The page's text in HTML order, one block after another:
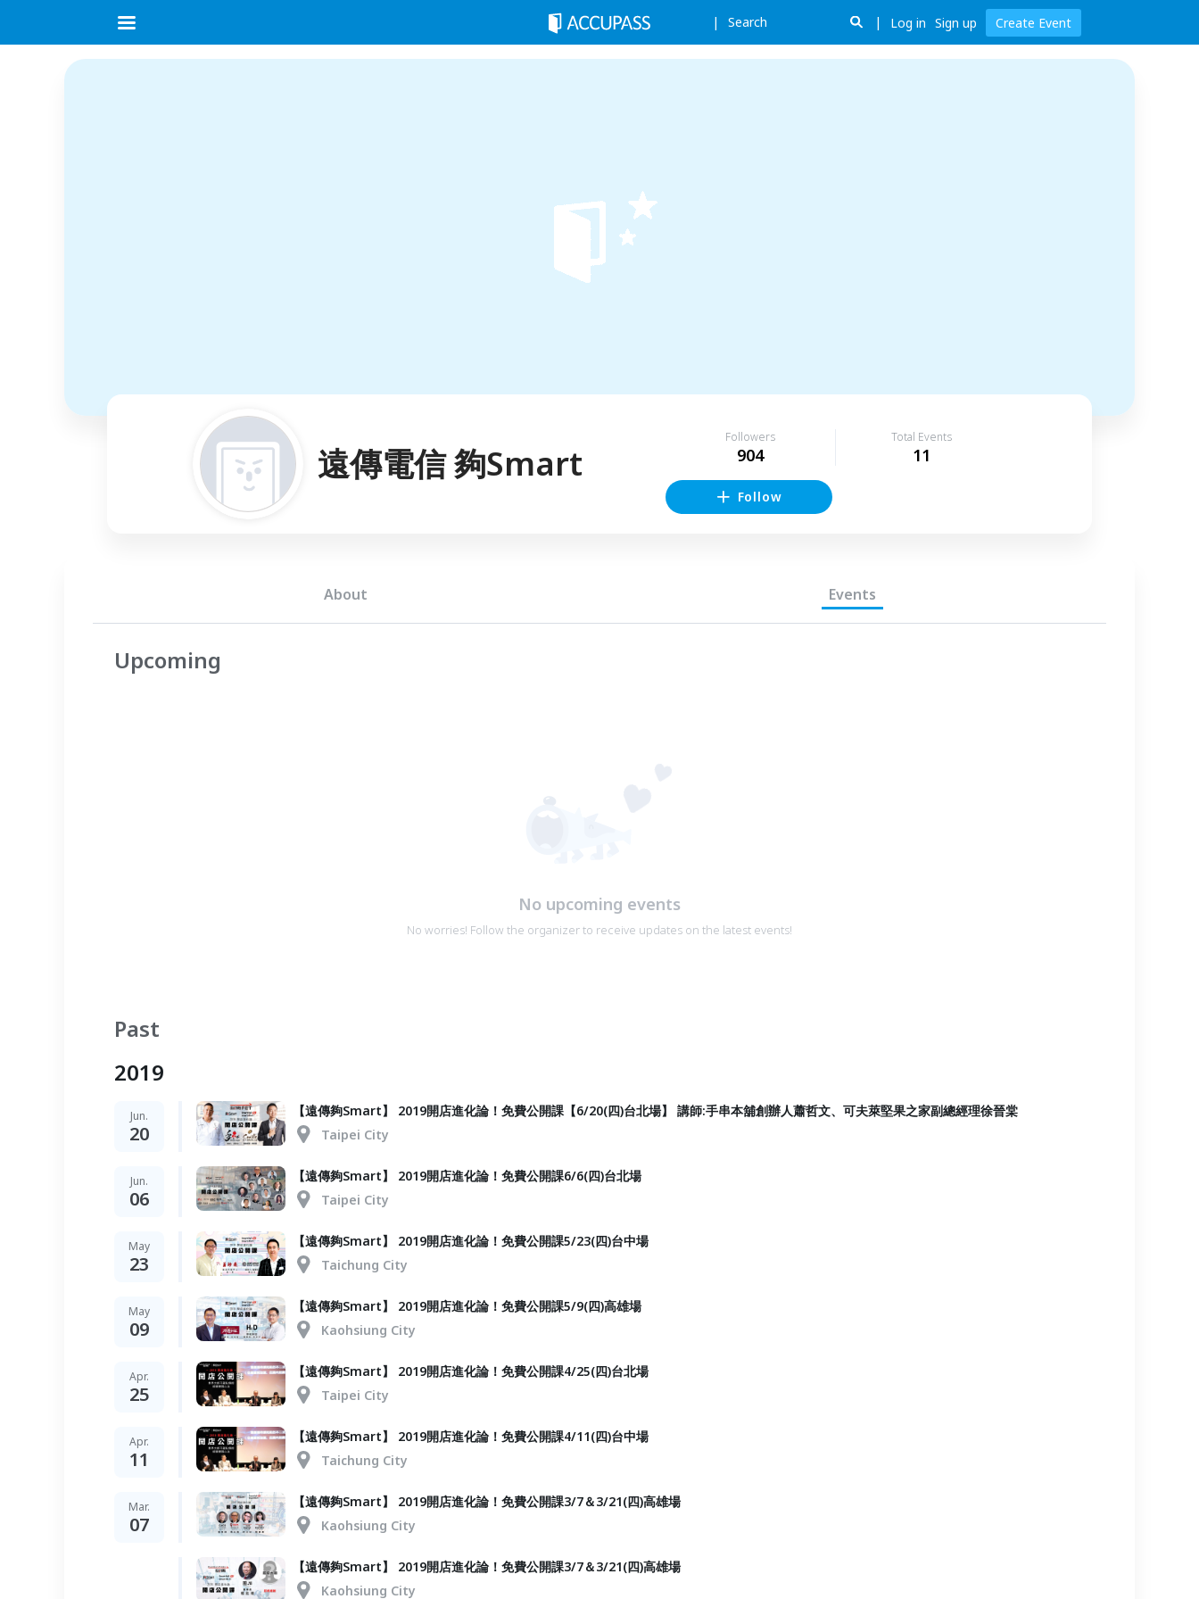
Search Log in Sign up Create Event
遠傳電信 夠Smart
Followers
904
Total Events
11
Follow
About Events
Upcoming
No upcoming events
No worries! Follow the organizer to receive updates on the latest events!
Past
2019
Jun.
20
【遠傳夠Smart】 2019開店進化論！免費公開課【6/20(四)台北場】 講師:手串本舖創辦人蕭哲文、可夫萊堅果之家副總經理徐晉棠
Taipei City
Jun.
06
【遠傳夠Smart】 2019開店進化論！免費公開課6/6(四)台北場
Taipei City
May
23
【遠傳夠Smart】 2019開店進化論！免費公開課5/23(四)台中場
Taichung City
May
09
【遠傳夠Smart】 2019開店進化論！免費公開課5/9(四)高雄場
Kaohsiung City
Apr.
25
【遠傳夠Smart】 2019開店進化論！免費公開課4/25(四)台北場
Taipei City
Apr.
11
【遠傳夠Smart】 2019開店進化論！免費公開課4/11(四)台中場
Taichung City
Mar.
07
【遠傳夠Smart】 2019開店進化論！免費公開課3/7＆3/21(四)高雄場
Kaohsiung City
【遠傳夠Smart】 2019開店進化論！免費公開課3/7＆3/21(四)高雄場
Kaohsiung City